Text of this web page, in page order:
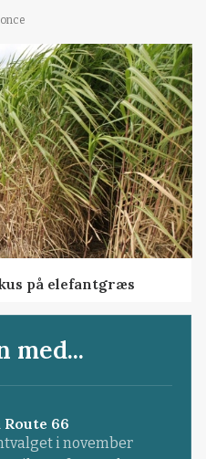
på elefantgræs
med...
66
i november